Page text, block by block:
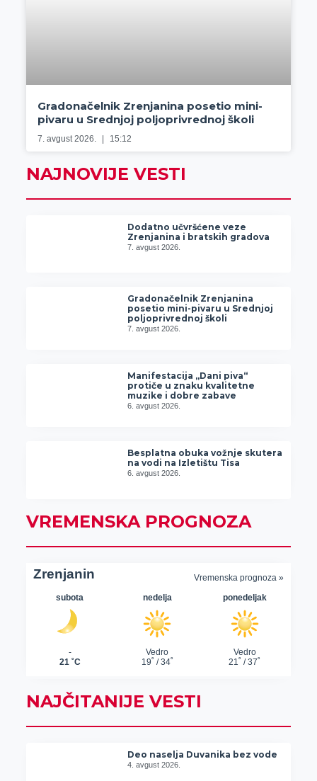
Gradonačelnik Zrenjanina posetio mini-
pivaru u Srednjoj poljoprivrednoj školi
7. avgust 2026. 15:12
NAJNOVIJE VESTI
Dodatno učvršćene veze
Zrenjanina i bratskih gradova
7. avgust 2026.
Gradonačelnik Zrenjanina
posetio mini-pivaru u Srednjoj
poljoprivrednoj školi
7. avgust 2026.
Manifestacija „Dani piva“
protiče u znaku kvalitetne
muzike i dobre zabave
6. avgust 2026.
Besplatna obuka vožnje skutera
na vodi na Izletištu Tisa
6. avgust 2026.
VREMENSKA PROGNOZA
NAJČITANIJE VESTI
Deo naselja Duvanika bez vode
4. avgust 2026.